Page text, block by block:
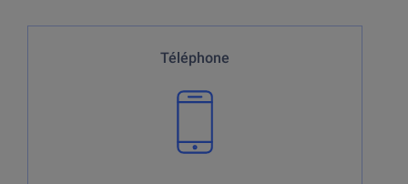
Téléphone
Notre centre de conseil est disponible par téléphone du
lundi au vendredi de 7h30 - 22h00
*hors exceptions (jours de bourse fériés, horaire de
clôture de bourse exceptionnellement décalé, etc).